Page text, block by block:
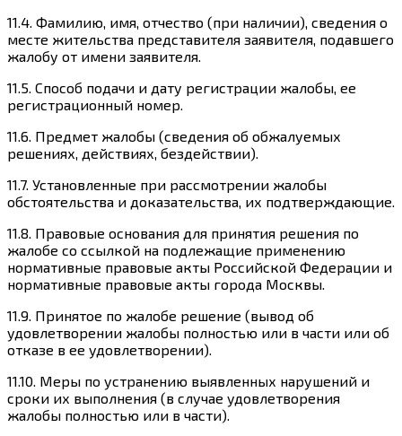
11.4. Фамилию, имя, отчество (при наличии), сведения о
месте жительства представителя заявителя, подавшего
жалобу от имени заявителя.
11.5. Способ подачи и дату регистрации жалобы, ее
регистрационный номер.
11.6. Предмет жалобы (сведения об обжалуемых
решениях, действиях, бездействии).
11.7. Установленные при рассмотрении жалобы
обстоятельства и доказательства, их подтверждающие.
11.8. Правовые основания для принятия решения по
жалобе со ссылкой на подлежащие применению
нормативные правовые акты Российской Федерации и
нормативные правовые акты города Москвы.
11.9. Принятое по жалобе решение (вывод об
удовлетворении жалобы полностью или в части или об
отказе в ее удовлетворении).
11.10. Меры по устранению выявленных нарушений и
сроки их выполнения (в случае удовлетворения
жалобы полностью или в части).